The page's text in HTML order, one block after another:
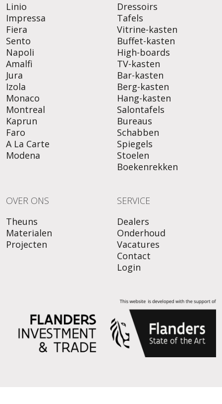
Linio
Impressa
Fiera
Sento
Napoli
Amalfi
Jura
Izola
Monaco
Montreal
Kaprun
Faro
A La Carte
Modena
Dressoirs
Tafels
Vitrine-kasten
Buffet-kasten
High-boards
TV-kasten
Bar-kasten
Berg-kasten
Hang-kasten
Salontafels
Bureaus
Schabben
Spiegels
Stoelen
Boekenrekken
OVER ONS
Theuns
Materialen
Projecten
SERVICE
Dealers
Onderhoud
Vacatures
Contact
Login